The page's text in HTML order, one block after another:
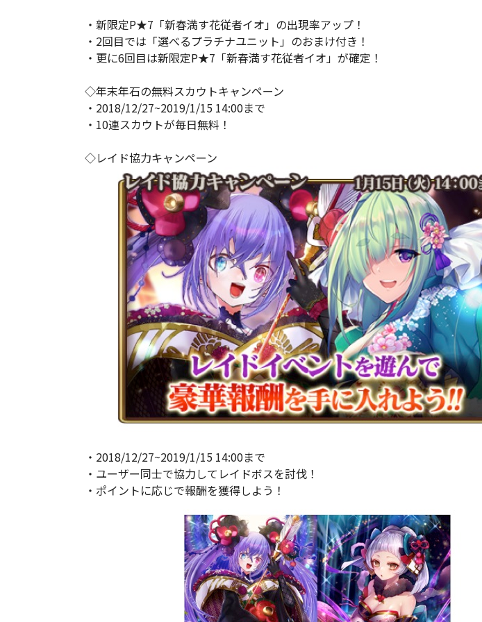
・新限定P★7「新春満す花従者イオ」の出現率アップ！
・2回目では「選べるプラチナユニット」のおまけ付き！
・更に6回目は新限定P★7「新春満す花従者イオ」が確定！
◇年末年石の無料スカウトキャンペーン
・2018/12/27~2019/1/15 14:00まで
・10連スカウトが毎日無料！
◇レイド協力キャンペーン
・2018/12/27~2019/1/15 14:00まで
・ユーザー同士で協力してレイドボスを討伐！
・ポイントに応じで報酬を獲得しよう！